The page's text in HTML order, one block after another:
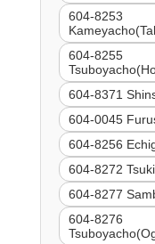
604-8253
604-8255
604-8371
604-0045
604-8256
604-8272
604-8277
604-8276